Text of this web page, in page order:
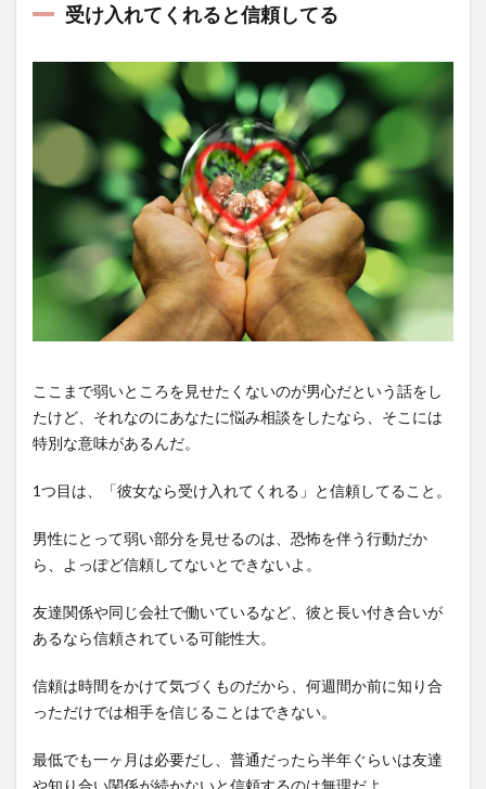
受け入れてくれると信頼してる
ここまで弱いところを見せたくないのが男心だという話をし
たけど、それなのにあなたに悩み相談をしたなら、そこには
特別な意味があるんだ。
1つ目は、「彼女なら受け入れてくれる」と信頼してること。
男性にとって弱い部分を見せるのは、恐怖を伴う行動だか
ら、よっぽど信頼してないとできないよ。
友達関係や同じ会社で働いているなど、彼と長い付き合いが
あるなら信頼されている可能性大。
信頼は時間をかけて気づくものだから、何週間か前に知り合
っただけでは相手を信じることはできない。
最低でも一ヶ月は必要だし、普通だったら半年ぐらいは友達